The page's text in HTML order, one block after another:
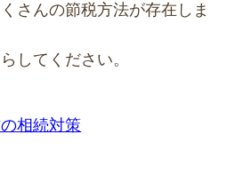
さんの節税方法が存在しま
してください。
相続対策